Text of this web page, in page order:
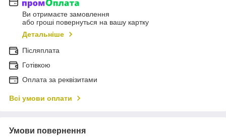
Ви отримаєте замовлення
або гроші повернуться на вашу картку
Детальніше
Післяплата
Готівкою
Оплата за реквізитами
Всі умови оплати
Умови повернення